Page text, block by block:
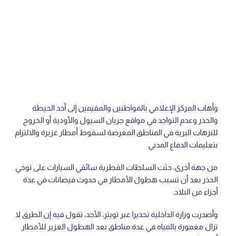
وأهاب المركز الإعلامي بالمواطنين والمقيمين إلى أخذ الحيطة
والحذر وعدم التواجد في مواقع جريان السيول والأودية أو الخروج
للنزهات البرية في المناطق المعرضة لسقوط أمطار غزيرة والالتزام
بتعليمات الدفاع المدني.
من جهة أخرى، حثت السلطات القطرية سائقي السيارات على توخي
الحذر بعد أن تسبب هطول الأمطار في حدوث فيضانات في عدة
أجزاء من البلاد.
وأصدرت وزارة الداخلية تحذيرا عبر تويتر، الأحد، تقول فيه إن الطرق لا
تزال مغمورة بالمياه في عدة مناطق بعد الهطول الغزير للأمطار